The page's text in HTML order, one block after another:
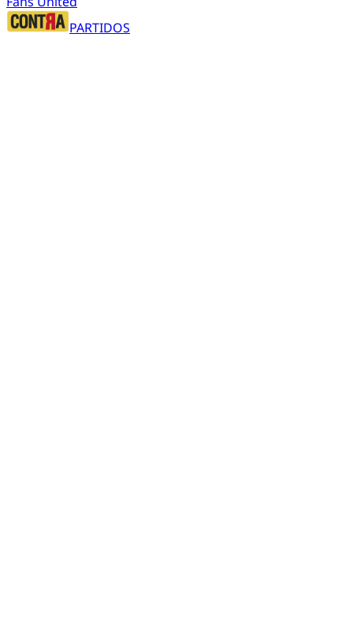
PARTIDOS